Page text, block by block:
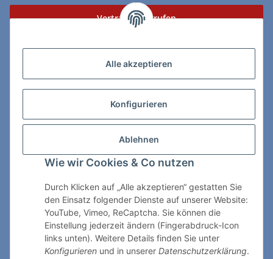
Alle akzeptieren
Konfigurieren
Ablehnen
Wie wir Cookies & Co nutzen
Durch Klicken auf „Alle akzeptieren“ gestatten Sie
den Einsatz folgender Dienste auf unserer Website:
YouTube, Vimeo, ReCaptcha. Sie können die
Einstellung jederzeit ändern (Fingerabdruck-Icon
links unten). Weitere Details finden Sie unter
Konfigurieren und in unserer Datenschutzerklärung.
Vertrag widerrufen
ChessWare Schachversand
89264 Weissenhorn
Telefon: 0 7309 / 7999
shop@chessware.de
* Alle Preise inkl. gesetzlicher USt., zzgl.Versand